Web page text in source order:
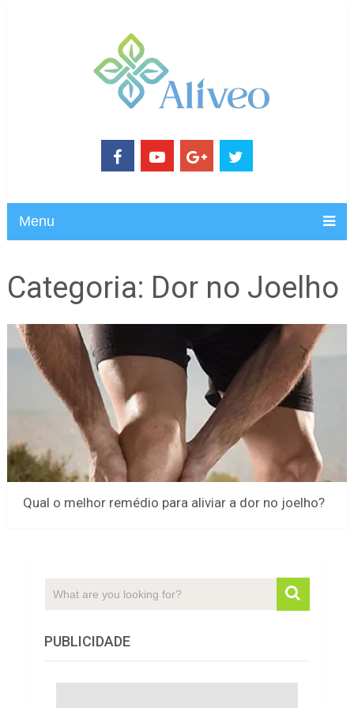
Menu
Categoria: Dor no Joelho
Qual o melhor remédio para aliviar a dor no joelho?
PUBLICIDADE